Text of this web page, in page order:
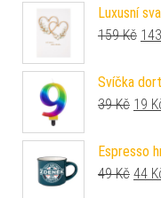
Luxusní
159Kč 143
Svíčka
39Kč 19
Espresso
49Kč 44